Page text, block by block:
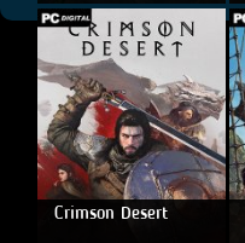
Crimson Desert